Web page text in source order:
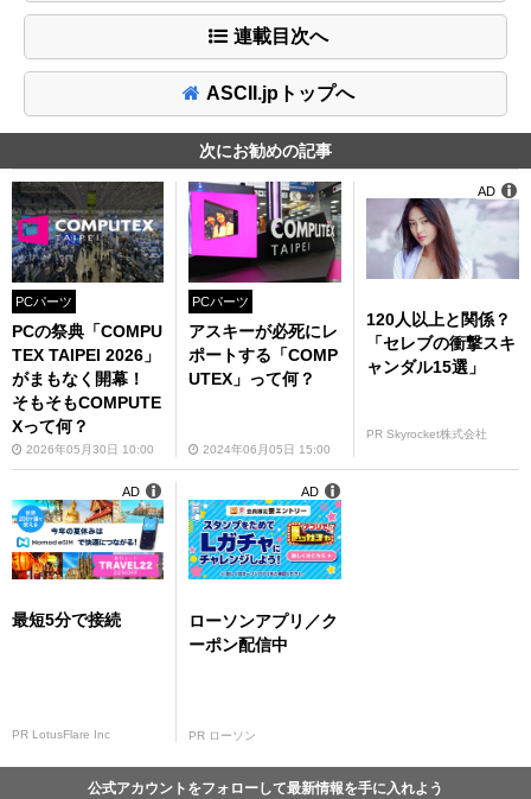
連載目次へ
ASCII.jpトップへ
次にお勧めの記事
PCパーツ
PCの祭典「COMPU
TEX TAIPEI 2026」
がまもなく開幕！
そもそもCOMPUTE
Xって何？
2026年05月30日 10:00
PCパーツ
アスキーが必死にレ
ポートする「COMP
UTEX」って何？
2024年06月05日 15:00
120人以上と関係？
「セレブの衝撃スキ
ャンダル15選」
PR Skyrocket株式会社
AD
最短5分で接続
PR LotusFlare Inc
AD
ローソンアプリ／ク
ーポン配信中
PR ローソン
AD
公式アカウントをフォローして最新情報を手に入れよう